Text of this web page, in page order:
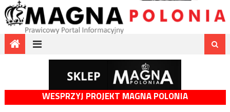
WESPRZYJ PROJEKT MAGNA POLONIA